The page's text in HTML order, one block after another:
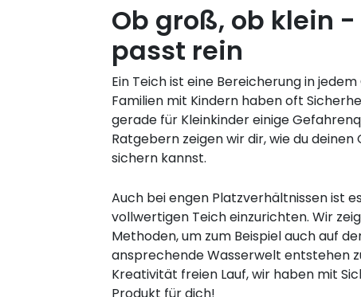
Ob groß, ob klein -
passt rein
Ein Teich ist eine Bereicherung in
Familien mit Kindern haben oft
gerade für Kleinkinder einige
Ratgebern zeigen wir dir, wie du
sichern kannst.
Auch bei engen Platzverhältnissen ist
vollwertigen Teich einzurichten. Wir
Methoden, um zum Beispiel auch auf
ansprechende Wasserwelt entstehen
Kreativität freien Lauf, wir haben mit